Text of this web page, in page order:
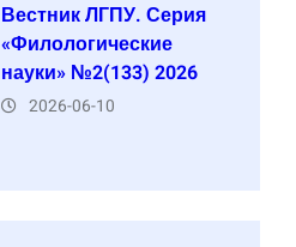
Вестник ЛГПУ. Серия
«Филологические
науки» №2(133) 2026
2026-06-10